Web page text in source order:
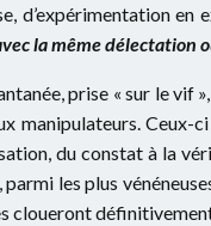
d’expérimentation
la même délectation
prise « sur le
manipulateurs.
du constat à la
les plus
cloueront